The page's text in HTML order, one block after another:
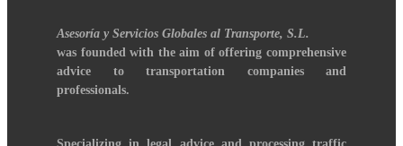
Asesoría y Servicios Globales al Transporte, S.L.
was founded with the aim of offering comprehensive
advice to transportation companies and
professionals.